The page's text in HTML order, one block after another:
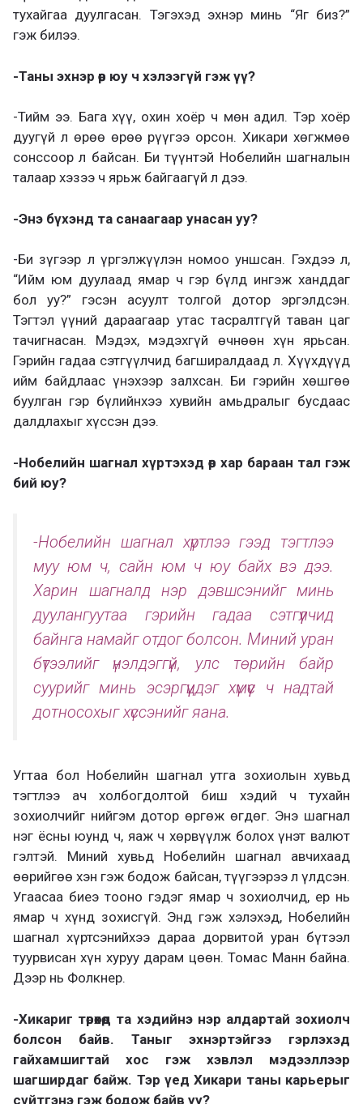
тухайгаа дуулгасан. Тэгэхэд эхнэр минь “Яг биз?”
гэж билээ.
-Таны эхнэр өөр юу ч хэлээгүй гэж үү?
-Тийм ээ. Бага хүү, охин хоёр ч мөн адил. Тэр хоёр
дуугүй л өрөө өрөө рүүгээ орсон. Хикари хөгжмөө
сонссоор л байсан. Би түүнтэй Нобелийн шагналын
талаар хэзээ ч ярьж байгаагүй л дээ.
-Энэ бүхэнд та санаагаар унасан уу?
-Би зүгээр л үргэлжүүлэн номоо уншсан. Гэхдээ л,
“Ийм юм дуулаад ямар ч гэр бүлд ингэж ханддаг
бол уу?” гэсэн асуулт толгой дотор эргэлдсэн.
Тэгтэл үүний дараагаар утас тасралтгүй таван цаг
тачигнасан. Мэдэх, мэдэхгүй өчнөөн хүн ярьсан.
Гэрийн гадаа сэтгүүлчид багширалдаад л. Хүүхдүүд
ийм байдлаас үнэхээр залхсан. Би гэрийн хөшгөө
буулган гэр бүлийнхээ хувийн амьдралыг бусдаас
далдлахыг хүссэн дээ.
-Нобелийн шагнал хүртэхэд өөр хар бараан тал гэж
бий юу?
-Нобелийн шагнал хүртлээ гээд тэгтлээ
муу юм ч, сайн юм ч юу байх вэ дээ.
Харин шагналд нэр дэвшсэнийг минь
дуулангуутаа гэрийн гадаа сэтгүүлчид
байнга намайг отдог болсон. Миний уран
бүтээлийг үнэлдэггүй, улс төрийн байр
суурийг минь эсэргүүцдэг хүмүүс ч надтай
дотносохыг хүссэнийг яана.
Угтаа бол Нобелийн шагнал утга зохиолын хувьд
тэгтлээ ач холбогдолтой биш хэдий ч тухайн
зохиолчийг нийгэм дотор өргөж өгдөг. Энэ шагнал
нэг ёсны юунд ч, яаж ч хөрвүүлж болох үнэт валют
гэлтэй. Миний хувьд Нобелийн шагнал авчихаад
өөрийгөө хэн гэж бодож байсан, түүгээрээ л үлдсэн.
Угаасаа биеэ тооно гэдэг ямар ч зохиолчид, ер нь
ямар ч хүнд зохисгүй. Энд гэж хэлэхэд, Нобелийн
шагнал хүртсэнийхээ дараа дорвитой уран бүтээл
туурвисан хүн хуруу дарам цөөн. Томас Манн байна.
Дээр нь Фолкнер.
-Хикариг төрөхөд та хэдийнэ нэр алдартай зохиолч
болсон байв. Таныг эхнэртэйгээ гэрлэхэд
гайхамшигтай хос гэж хэвлэл мэдээллээр
шагширдаг байж. Тэр үед Хикари таны карьерыг
сүйтгэнэ гэж бодож байв уу?